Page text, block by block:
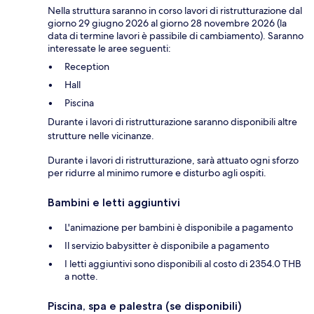
Nella struttura saranno in corso lavori di ristrutturazione dal
giorno 29 giugno 2026 al giorno 28 novembre 2026 (la
data di termine lavori è passibile di cambiamento). Saranno
interessate le aree seguenti:
Reception
Hall
Piscina
Durante i lavori di ristrutturazione saranno disponibili altre
strutture nelle vicinanze.
Durante i lavori di ristrutturazione, sarà attuato ogni sforzo
per ridurre al minimo rumore e disturbo agli ospiti.
Bambini e letti aggiuntivi
L'animazione per bambini è disponibile a pagamento
Il servizio babysitter è disponibile a pagamento
I letti aggiuntivi sono disponibili al costo di 2354.0 THB
a notte.
Piscina, spa e palestra (se disponibili)